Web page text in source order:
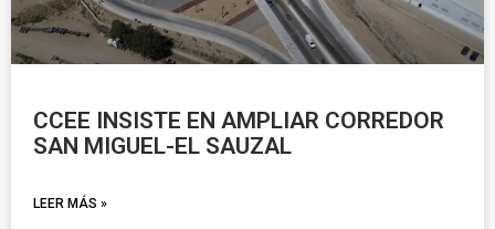
CCEE INSISTE EN AMPLIAR CORREDOR
SAN MIGUEL-EL SAUZAL
LEER MÁS »